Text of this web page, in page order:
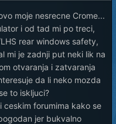
moje nesrecne Crome...
i od tad mi po treci,
rear windows safety,
mi je zadnji put neki lik na
otvaranja i zatvaranja
da li neko mozda
to iskljuci?
ceskim forumima kako se
jer bukvalno